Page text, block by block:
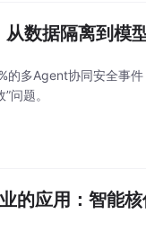
数据隔离到模
多Agent协同安全事
问题。
应用：智能核